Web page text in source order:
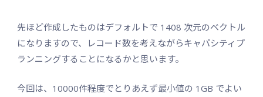
先ほど作成したものはデフォルトで 1408 次元のベクトル
になりますので、レコード数を考えながらキャパシティプ
ランニングすることになるかと思います。
今回は、10000件程度でとりあえず最小値の 1GB でよい